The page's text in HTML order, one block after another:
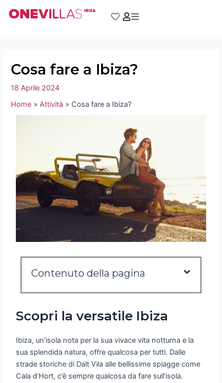
Cosa fare a Ibiza?
18 Aprile 2024
Home
Attività Cosa fare a Ibiza?
Contenuto della pagina
Scopri la versatile Ibiza
Ibiza, un’isola nota per la sua vivace vita notturna e la
sua splendida natura, offre qualcosa per tutti. Dalle
strade storiche di Dalt Vila alle bellissime spiagge come
Cala d’Hort, c’è sempre qualcosa da fare sull’isola.
articoli